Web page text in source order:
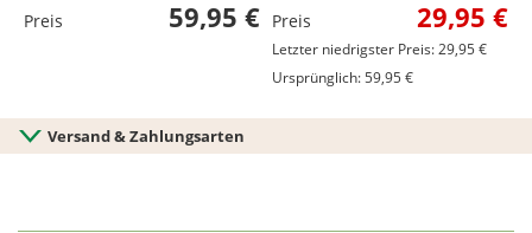
Preis 59,95 € Preis 29,95 €
Letzter niedrigster Preis: 29,95 €
Ursprünglich: 59,95 €
Versand & Zahlungsarten